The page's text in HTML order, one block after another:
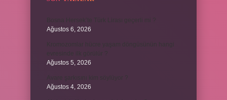
Ağustos 6, 2026
Ağustos 5, 2026
Ağustos 4, 2026